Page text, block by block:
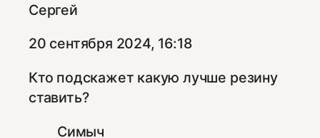
Сергей
20 сентября 2024, 16:18
Кто подскажет какую лучше резину
ставить?
Симыч